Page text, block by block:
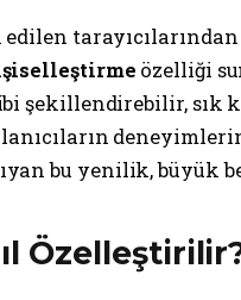
özelliği
şekillendirebilir, sık
bu yenilik, büyük